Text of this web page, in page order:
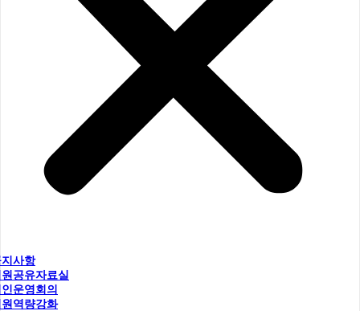
사항
공유자료실
운영회의
역량강화